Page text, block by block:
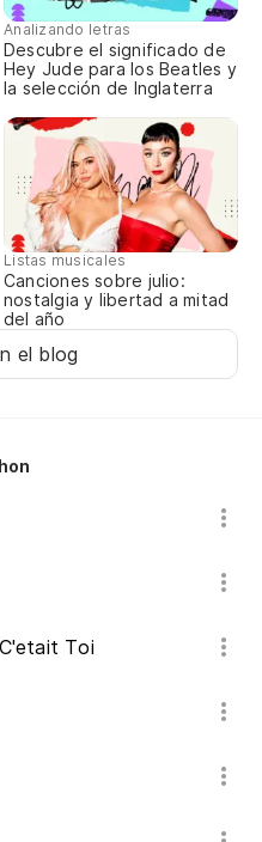
Analizando letras
Descubre el significado de
Hey Jude para los Beatles y
la selección de Inglaterra
Listas musicales
Canciones sobre julio:
nostalgia y libertad a mitad
del año
el blog
Toi